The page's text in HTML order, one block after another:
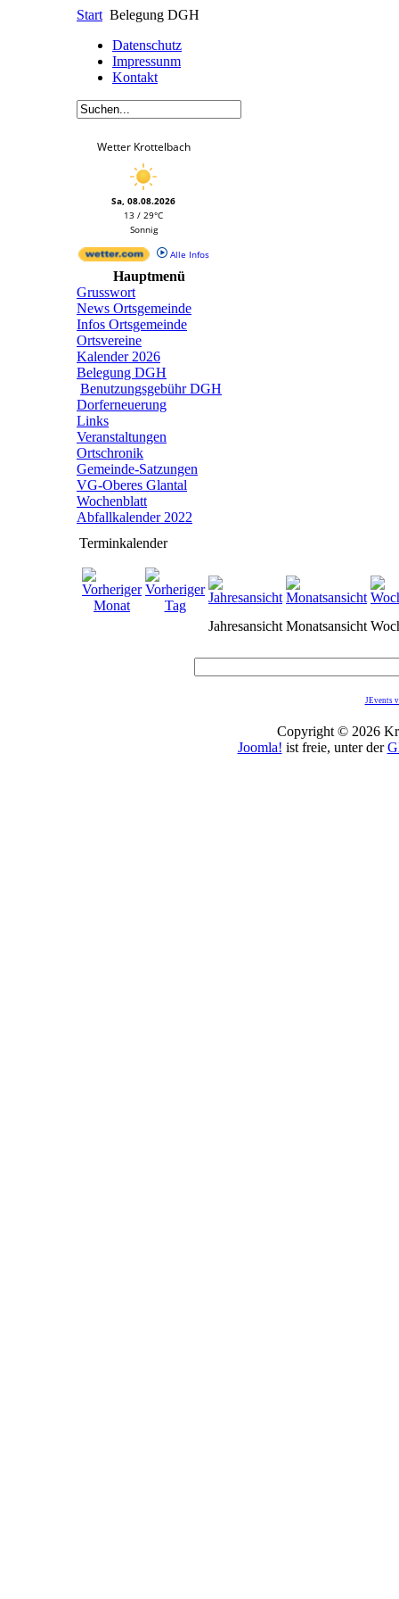
Start Belegung DGH
Datenschutz
Impressunm
Kontakt
Wetter Krottelbach
Sa, 08.08.2026
13 / 29°C
Sonnig
Alle Infos
Hauptmenü
Grusswort
News Ortsgemeinde
Infos Ortsgemeinde
Ortsvereine
Kalender 2026
Belegung DGH
Benutzungsgebühr DGH
Dorferneuerung
Links
Veranstaltungen
Ortschronik
Gemeinde-Satzungen
VG-Oberes Glantal
Wochenblatt
Abfallkalender 2022
Terminkalender
Jahresansicht Monatsansicht
JEvents
Copyright © 2026
Joomla! ist freie, unter der